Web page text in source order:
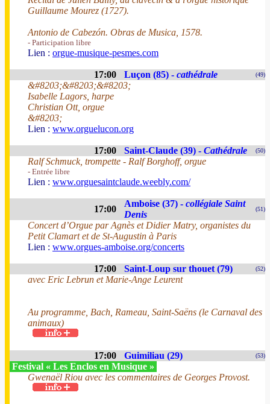
Guillaume Mourez (1727).
Antonio de Cabezón. Obras de Musica, 1578.
- Participation libre
Lien : orgue-musique-pesmes.com
17:00 Luçon (85) - cathédrale (49)
&#8203;&#8203;&#8203;
Isabelle Lagors, harpe
Christian Ott, orgue
&#8203;
Lien : www.orguelucon.org
17:00 Saint-Claude (39) - Cathédrale (50)
Ralf Schmuck, trompette - Ralf Borghoff, orgue
- Entrée libre
Lien : www.orguesaintclaude.weebly.com/
17:00
Amboise (37) - collégiale Saint
Denis
(51)
Concert d’Orgue par Agnès et Didier Matry, organistes du
Petit Clamart et de St-Augustin à Paris
Lien : www.orgues-amboise.org/concerts
17:00 Saint-Loup sur thouet (79) (52)
avec Eric Lebrun et Marie-Ange Leurent
Au programme, Bach, Rameau, Saint-Saëns (le Carnaval des
animaux)
17:00 Guimiliau (29) (53)
Festival « Les Enclos en Musique »
Gwenaël Riou avec les commentaires de Georges Provost.